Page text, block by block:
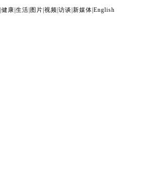
健康 生活 图片 视频 访谈 新媒体 English